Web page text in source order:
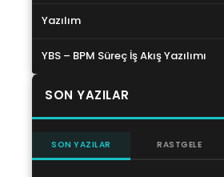
Yazılım
YBS – BPM Süreç İş Akış Yazılımı
SON YAZILAR
SON YAZILAR RASTGELE